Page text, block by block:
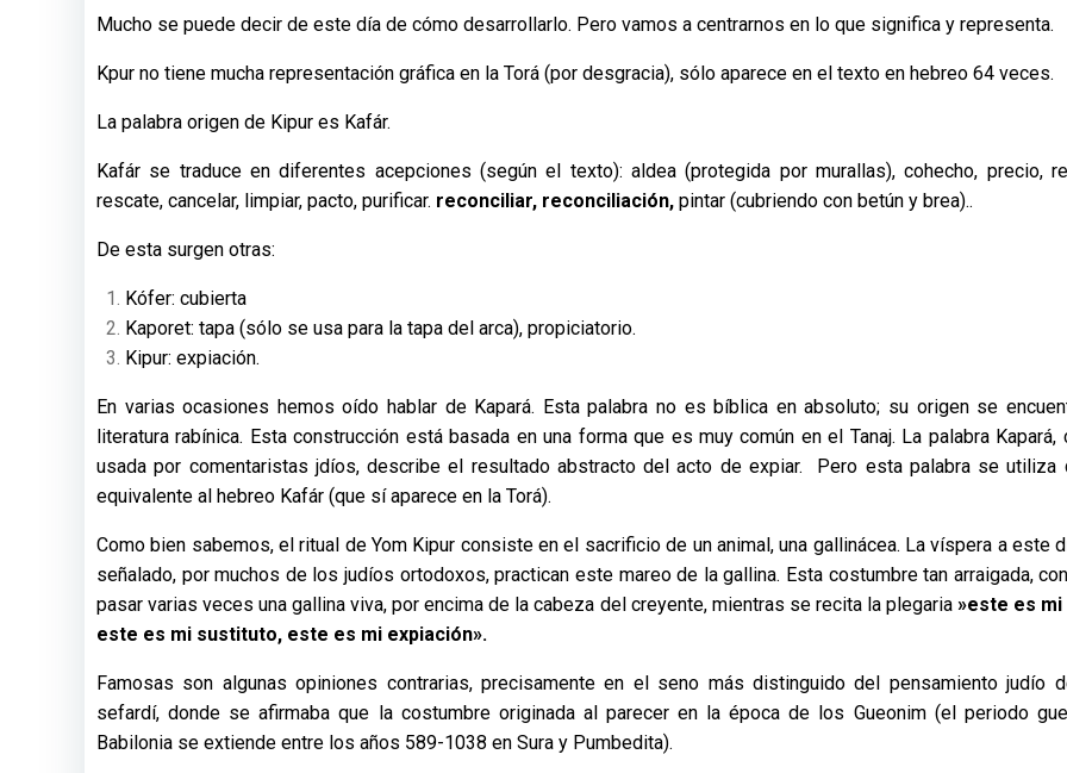
Mucho se puede decir de este día de cómo desarrollarlo. Pero vamos a centrarnos en lo que significa y representa.
Kpur no tiene mucha representación gráfica en la Torá (por desgracia), sólo aparece en el texto en hebreo 64 veces.
La palabra origen de Kipur es Kafár.
Kafár se traduce en diferentes acepciones (según el texto): aldea (protegida por murallas), cohecho, precio,
rescate, cancelar, limpiar, pacto, purificar. reconciliar, reconciliación, pintar (cubriendo con betún y brea)..
De esta surgen otras:
Kófer: cubierta
Kaporet: tapa (sólo se usa para la tapa del arca), propiciatorio.
Kipur: expiación.
En varias ocasiones hemos oído hablar de Kapará. Esta palabra no es bíblica en absoluto; su origen se
literatura rabínica. Esta construcción está basada en una forma que es muy común en el Tanaj. La palabra Kapará,
usada por comentaristas jdíos, describe el resultado abstracto del acto de expiar. Pero esta palabra se utiliza
equivalente al hebreo Kafár (que sí aparece en la Torá).
Como bien sabemos, el ritual de Yom Kipur consiste en el sacrificio de un animal, una gallinácea. La víspera a este
señalado, por muchos de los judíos ortodoxos, practican este mareo de la gallina. Esta costumbre tan arraigada,
pasar varias veces una gallina viva, por encima de la cabeza del creyente, mientras se recita la plegaria »este es mi
este es mi sustituto, este es mi expiación».
Famosas son algunas opiniones contrarias, precisamente en el seno más distinguido del pensamiento judío
sefardí, donde se afirmaba que la costumbre originada al parecer en la época de los Gueonim (el periodo
Babilonia se extiende entre los años 589-1038 en Sura y Pumbedita).